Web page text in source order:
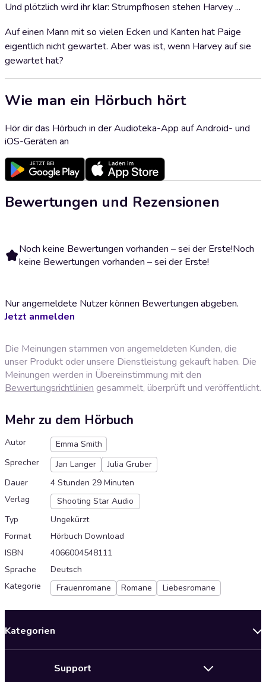
Und plötzlich wird ihr klar: Strumpfhosen stehen Harvey ...
Auf einen Mann mit so vielen Ecken und Kanten hat Paige
eigentlich nicht gewartet. Aber was ist, wenn Harvey auf sie
gewartet hat?
Wie man ein Hörbuch hört
Hör dir das Hörbuch in der Audioteka-App auf Android- und
iOS-Geräten an
Bewertungen und Rezensionen
Noch keine Bewertungen vorhanden – sei der Erste!Noch
keine Bewertungen vorhanden – sei der Erste!
Nur angemeldete Nutzer können Bewertungen abgeben.
Jetzt anmelden
Die Meinungen stammen von angemeldeten Kunden, die
unser Produkt oder unsere Dienstleistung gekauft haben. Die
Meinungen werden in Übereinstimmung mit den
Bewertungsrichtlinien gesammelt, überprüft und veröffentlicht.
Mehr zu dem Hörbuch
Autor
Emma Smith
Sprecher
Jan Langer
Julia Gruber
Dauer
4 Stunden 29 Minuten
Verlag
Shooting Star Audio
Typ
Ungekürzt
Format
Hörbuch Download
ISBN
4066004548111
Sprache
Deutsch
Kategorie
Frauenromane Romane Liebesromane
Kategorien
Support